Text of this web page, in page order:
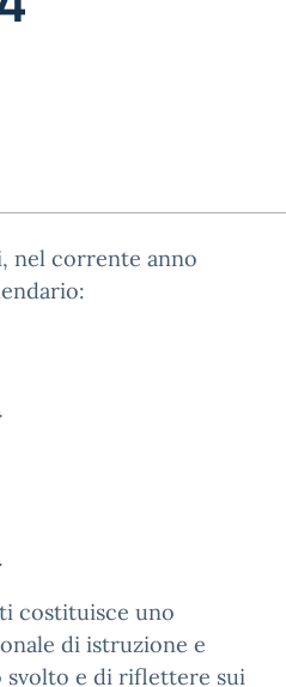
nel corrente anno
costituisce uno
di istruzione e
svolto e di riflettere sui